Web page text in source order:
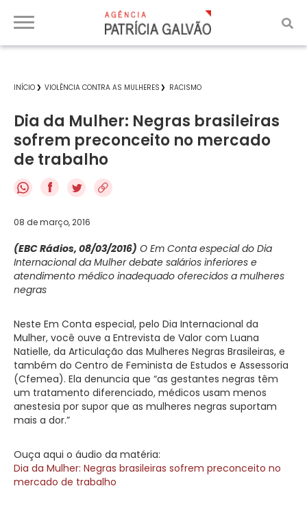
INÍCIO VIOLÊNCIA CONTRA AS MULHERES RACISMO
Dia da Mulher: Negras brasileiras
sofrem preconceito no mercado
de trabalho
f
08 de março, 2016
(EBC Rádios, 08/03/2016) O Em Conta especial do Dia
Internacional da Mulher debate salários inferiores e
atendimento médico inadequado oferecidos a mulheres
negras
Neste Em Conta especial, pelo Dia Internacional da
Mulher, você ouve a Entrevista de Valor com Luana
Natielle, da Articulação das Mulheres Negras Brasileiras, e
também do Centro de Feminista de Estudos e Assessoria
(Cfemea). Ela denuncia que “as gestantes negras têm
um tratamento diferenciado, médicos usam menos
anestesia por supor que as mulheres negras suportam
mais a dor.”
Ouça aqui o áudio da matéria:
Dia da Mulher: Negras brasileiras sofrem preconceito no
mercado de trabalho